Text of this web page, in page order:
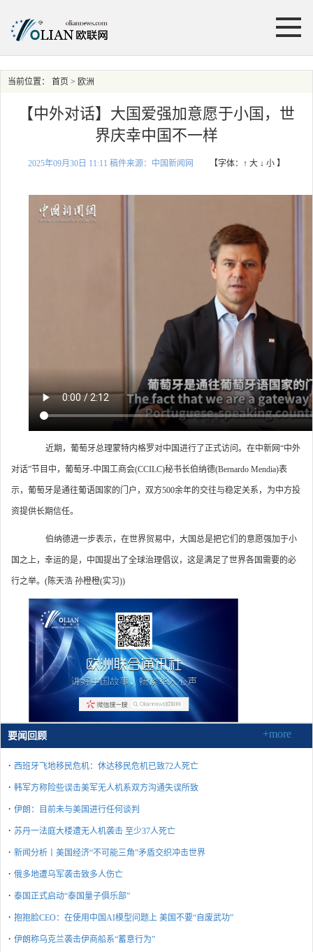
当前位置： 首页 > 欧洲
【中外对话】大国爱强加意愿于小国，世
界庆幸中国不一样
2025年09月30日 11:11 稿件来源：中国新闻网 【字体： ↑ 大 ↓ 小 】
近期，葡萄牙总理蒙特内格罗对中国进行了正式访问。在中新网“中外
对话”节目中，葡萄牙-中国工商会(CCILC)秘书长伯纳德(Bernardo Mendia)表
示，葡萄牙是通往葡语国家的门户，双方500余年的交往与稳定关系，为中方投
资提供长期信任。
伯纳德进一步表示，在世界贸易中，大国总是把它们的意愿强加于小
国之上，幸运的是，中国提出了全球治理倡议，这是满足了世界各国需要的必
行之举。(陈天浩 孙橙橙(实习))
要闻回顾 +more
· 西班牙飞地移民危机：休达移民危机已致72人死亡
· 韩军方称险些误击美军无人机系双方沟通失误所致
· 伊朗：目前未与美国进行任何谈判
· 苏丹一法庭大楼遭无人机袭击 至少37人死亡
· 新闻分析丨美国经济“不可能三角”矛盾交织冲击世界
· 俄多地遭乌军袭击致多人伤亡
· 泰国正式启动“泰国量子俱乐部”
· 抱抱脸CEO：在使用中国AI模型问题上 美国不要“自废武功”
· 伊朗称乌克兰袭击伊商船系“蓄意行为”